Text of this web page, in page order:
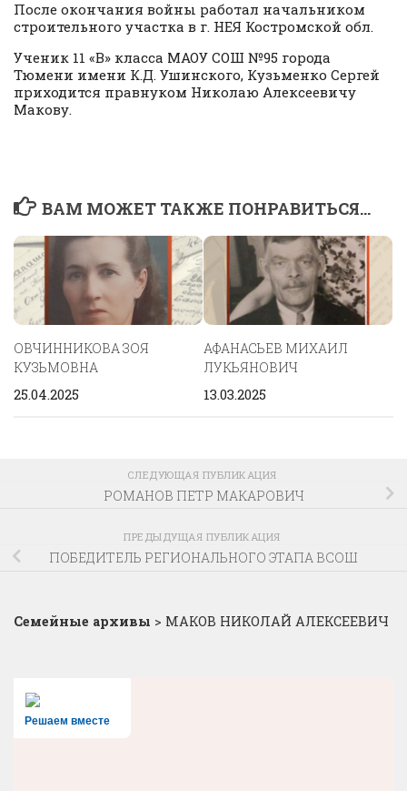
После окончания войны работал начальником
строительного участка в г. НЕЯ Костромской обл.
Ученик 11 «В» класса МАОУ СОШ №95 города
Тюмени имени К.Д. Ушинского, Кузьменко Сергей
приходится правнуком Николаю Алексеевичу
Макову.
ВАМ МОЖЕТ ТАКЖЕ ПОНРАВИТЬСЯ...
ОВЧИННИКОВА ЗОЯ
КУЗЬМОВНА
25.04.2025
АФАНАСЬЕВ МИХАИЛ
ЛУКЬЯНОВИЧ
13.03.2025
СЛЕДУЮЩАЯ ПУБЛИКАЦИЯ
РОМАНОВ ПЕТР МАКАРОВИЧ
ПРЕДЫДУЩАЯ ПУБЛИКАЦИЯ
ПОБЕДИТЕЛЬ РЕГИОНАЛЬНОГО ЭТАПА ВСОШ
Семейные архивы > МАКОВ НИКОЛАЙ АЛЕКСЕЕВИЧ
Решаем вместе